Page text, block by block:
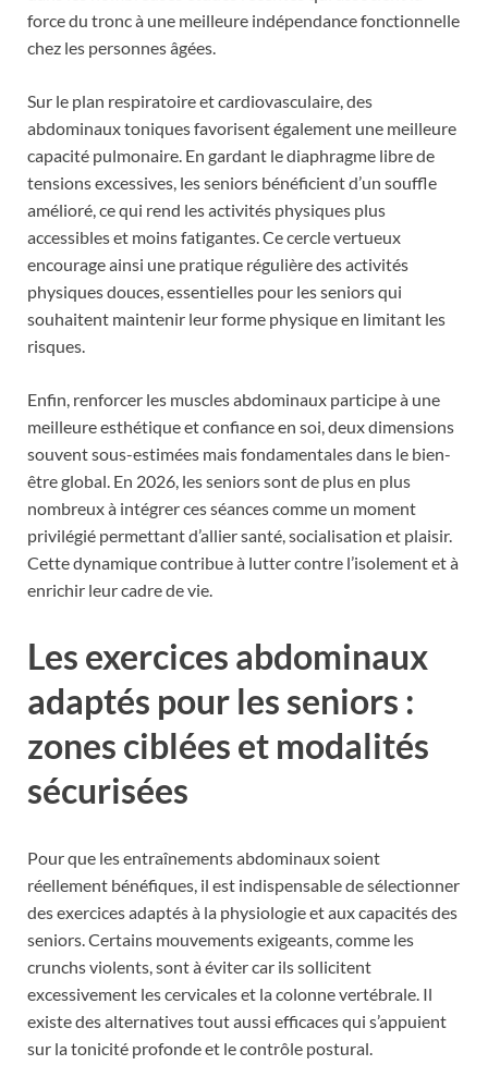
force du tronc à une meilleure indépendance fonctionnelle
chez les personnes âgées.
Sur le plan respiratoire et cardiovasculaire, des
abdominaux toniques favorisent également une meilleure
capacité pulmonaire. En gardant le diaphragme libre de
tensions excessives, les seniors bénéficient d’un souffle
amélioré, ce qui rend les activités physiques plus
accessibles et moins fatigantes. Ce cercle vertueux
encourage ainsi une pratique régulière des activités
physiques douces, essentielles pour les seniors qui
souhaitent maintenir leur forme physique en limitant les
risques.
Enfin, renforcer les muscles abdominaux participe à une
meilleure esthétique et confiance en soi, deux dimensions
souvent sous-estimées mais fondamentales dans le bien-
être global. En 2026, les seniors sont de plus en plus
nombreux à intégrer ces séances comme un moment
privilégié permettant d’allier santé, socialisation et plaisir.
Cette dynamique contribue à lutter contre l’isolement et à
enrichir leur cadre de vie.
Les exercices abdominaux
adaptés pour les seniors :
zones ciblées et modalités
sécurisées
Pour que les entraînements abdominaux soient
réellement bénéfiques, il est indispensable de sélectionner
des exercices adaptés à la physiologie et aux capacités des
seniors. Certains mouvements exigeants, comme les
crunchs violents, sont à éviter car ils sollicitent
excessivement les cervicales et la colonne vertébrale. Il
existe des alternatives tout aussi efficaces qui s’appuient
sur la tonicité profonde et le contrôle postural.